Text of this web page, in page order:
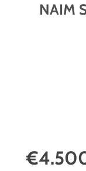
NAIM